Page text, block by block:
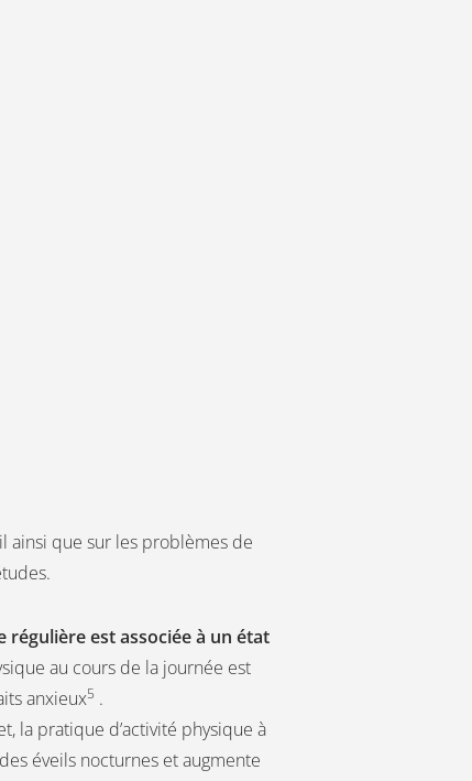
ainsi que sur les problèmes de
régulière est associée à un état
au cours de la journée est
anxieux5 .
la pratique d’activité physique à
éveils nocturnes et augmente